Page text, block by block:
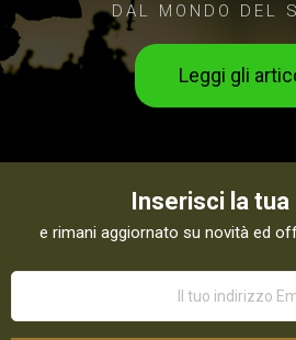
DAL MONDO DEL
Leggi gli
Inserisci la tua
e rimani aggiornato su novità ed